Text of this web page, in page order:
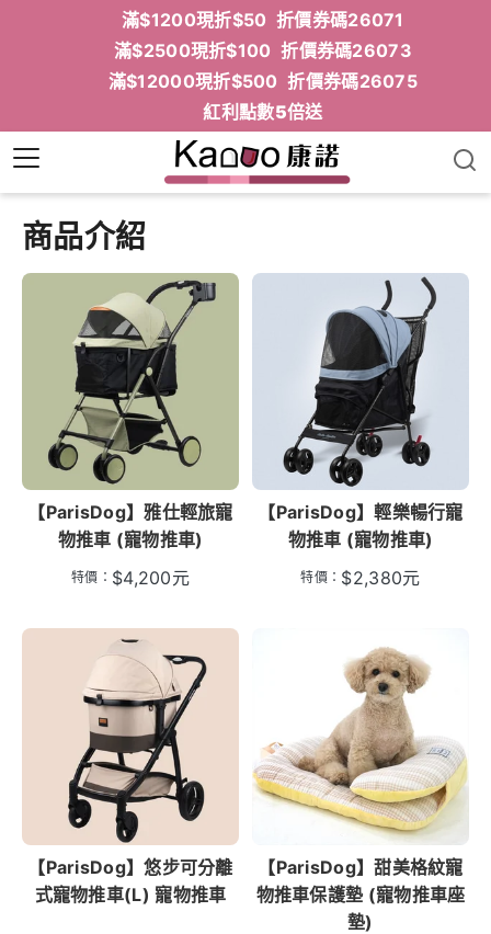
滿$1200現折$50 折價券碼26071
滿$2500現折$100 折價券碼26073
滿$12000現折$500 折價券碼26075
紅利點數5倍送
商品介紹
【ParisDog】雅仕輕旅寵
物推車 (寵物推車)
特價： $4,200元
【ParisDog】輕樂暢行寵
物推車 (寵物推車)
特價： $2,380元
【ParisDog】悠步可分離
式寵物推車(L) 寵物推車
【ParisDog】甜美格紋寵
物推車保護墊 (寵物推車座
墊)